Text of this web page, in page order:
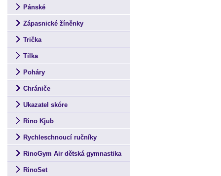
Pánské
Zápasnické žíněnky
Trička
Tílka
Poháry
Chrániče
Ukazatel skóre
Rino Kjub
Rychleschnoucí ručníky
RinoGym Air dětská gymnastika
RinoSet